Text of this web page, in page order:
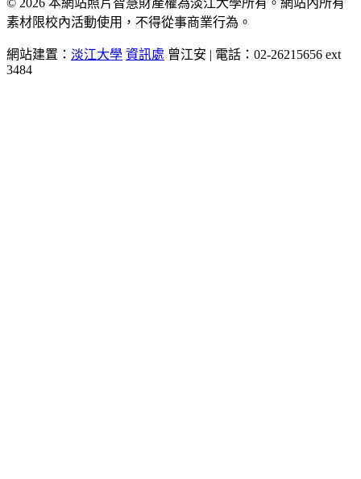
素材限校內活動使用，不得從事商業行為。
網站建置： 淡江大學 資訊處 曾江安 | 電話：02-26215656 ext
3484